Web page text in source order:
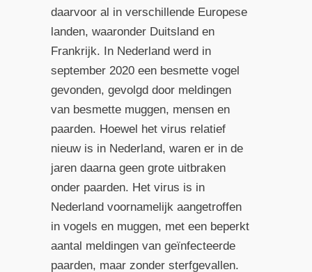
daarvoor al in verschillende Europese
landen, waaronder Duitsland en
Frankrijk. In Nederland werd in
september 2020 een besmette vogel
gevonden, gevolgd door meldingen
van besmette muggen, mensen en
paarden. Hoewel het virus relatief
nieuw is in Nederland, waren er in de
jaren daarna geen grote uitbraken
onder paarden. Het virus is in
Nederland voornamelijk aangetroffen
in vogels en muggen, met een beperkt
aantal meldingen van geïnfecteerde
paarden, maar zonder sterfgevallen.